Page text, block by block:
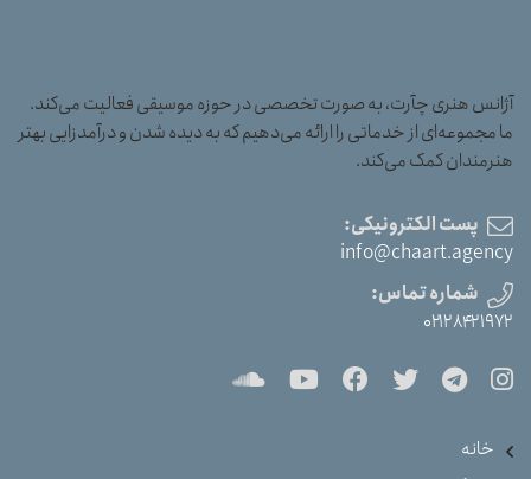
آژانس هنری چآرت، به صورت تخصصی در حوزه موسیقی فعالیت می‌کند.
ما مجموعه‌ای از خدماتی را ارائه می‌دهیم که به دیده شدن و درآمدزایی بهتر
هنرمندان کمک می‌کند.
پست الکترونیکی:
info@chaart.agency
شماره تماس:
۰۲۱۲۸۴۲۱۹۷۲
خانه